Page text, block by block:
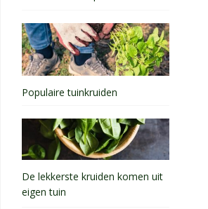
Populaire tuinkruiden
De lekkerste kruiden komen uit
eigen tuin